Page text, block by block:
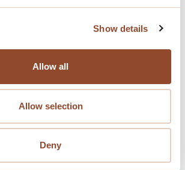
Show details
Allow all
Allow selection
Deny
Presentatie 'Taxeren in de praktijk'
- 14 mei kantoor